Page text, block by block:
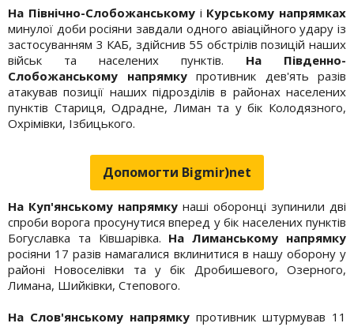
На Північно-Слобожанськомуі Курському напрямках
минулої доби росіяни завдали одного авіаційного удару із
застосуванням 3 КАБ, здійснив 55 обстрілів позицій наших
військ та населених пунктів. На Південно-
Слобожанському напрямкупротивник дев'ять разів
атакував позиції наших підрозділів в районах населених
пунктів Стариця, Одрадне, Лиман та у бік Колодязного,
Охрімівки, Ізбицького.
Допомогти Bigmir)net
На Куп'янському напрямку наші оборонці зупинили дві
спроби ворога просунутися вперед у бік населених пунктів
Богуславка та Ківшарівка. На Лиманському напрямку
росіяни 17 разів намагалися вклинитися в нашу оборону у
районі Новоселівки та у бік Дробишевого, Озерного,
Лимана, Шийківки, Степового.
На Слов'янському напрямку противник штурмував 11